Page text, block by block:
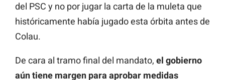
del PSC y no por jugar la carta de la muleta que
históricamente había jugado esta órbita antes de
Colau.
De cara al tramo final del mandato, el gobierno
aún tiene margen para aprobar medidas